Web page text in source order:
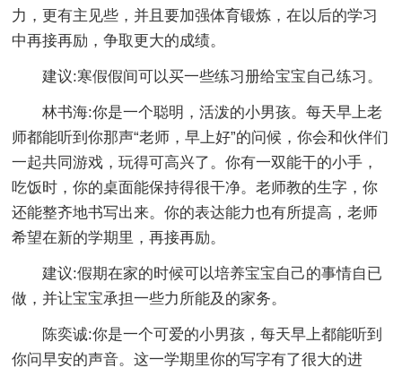
力，更有主见些，并且要加强体育锻炼，在以后的学习
中再接再励，争取更大的成绩。
建议:寒假假间可以买一些练习册给宝宝自己练习。
林书海:你是一个聪明，活泼的小男孩。每天早上老
师都能听到你那声“老师，早上好”的问候，你会和伙伴们
一起共同游戏，玩得可高兴了。你有一双能干的小手，
吃饭时，你的桌面能保持得很干净。老师教的生字，你
还能整齐地书写出来。你的表达能力也有所提高，老师
希望在新的学期里，再接再励。
建议:假期在家的时候可以培养宝宝自己的事情自已
做，并让宝宝承担一些力所能及的家务。
陈奕诚:你是一个可爱的小男孩，每天早上都能听到
你问早安的声音。这一学期里你的写字有了很大的进